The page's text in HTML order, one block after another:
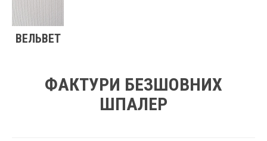
ВЕЛЬВЕТ
ФАКТУРИ БЕЗШОВНИХ
ШПАЛЕР